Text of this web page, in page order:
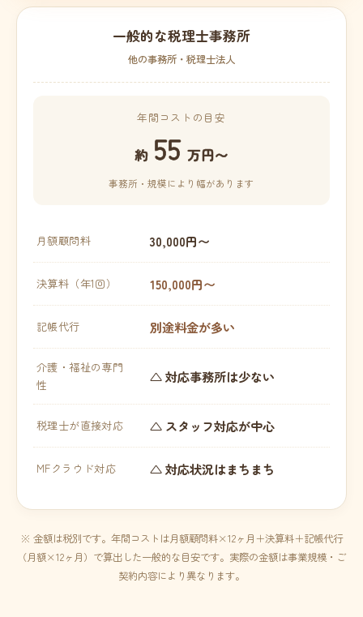
一般的な税理士事務所
他の事務所・税理士法人
年間コストの目安
約 55 万円〜
事務所・規模により幅があります
月額顧問料 30,000円〜
決算料（年1回） 150,000円〜
記帳代行 別途料金が多い
介護・福祉の専門
性
△ 対応事務所は少ない
税理士が直接対応 △ スタッフ対応が中心
MFクラウド対応 △ 対応状況はまちまち
※ 金額は税別です。年間コストは月額顧問料×12ヶ月＋決算料＋記帳代行
（月額×12ヶ月）で算出した一般的な目安です。実際の金額は事業規模・ご
契約内容により異なります。